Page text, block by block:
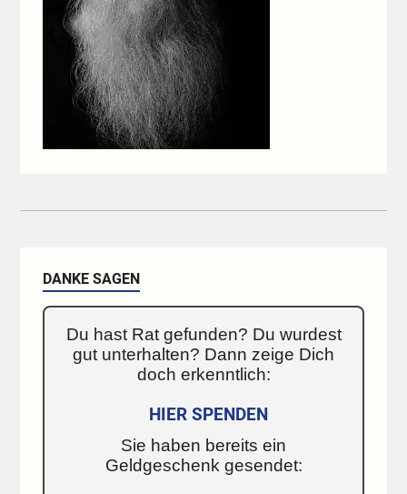
DANKE SAGEN
Du hast Rat gefunden? Du wurdest
gut unterhalten? Dann zeige Dich
doch erkenntlich:
HIER SPENDEN
Sie haben bereits ein
Geldgeschenk gesendet: